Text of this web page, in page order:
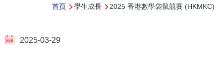
連
首頁 學生成長 2025 香港數學袋鼠競賽 (HKMKC)
2025-03-29